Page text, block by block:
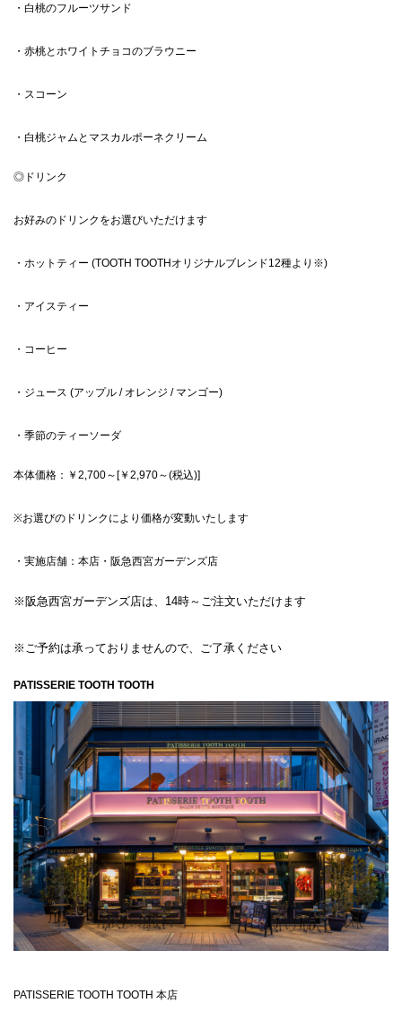
・白桃のフルーツサンド
・赤桃とホワイトチョコのブラウニー
・スコーン
・白桃ジャムとマスカルポーネクリーム
◎ドリンク
お好みのドリンクをお選びいただけます
・ホットティー (TOOTH TOOTHオリジナルブレンド12種より※)
・アイスティー
・コーヒー
・ジュース (アップル / オレンジ / マンゴー)
・季節のティーソーダ
本体価格：￥2,700～[￥2,970～(税込)]
※お選びのドリンクにより価格が変動いたします
・実施店舗：本店・阪急西宮ガーデンズ店
※阪急西宮ガーデンズ店は、14時～ご注文いただけます
※ご予約は承っておりませんので、ご了承ください
PATISSERIE TOOTH TOOTH
PATISSERIE TOOTH TOOTH 本店